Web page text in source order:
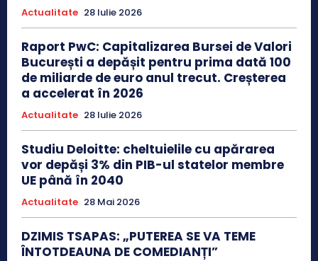
Actualitate 28 Iulie 2026
Raport PwC: Capitalizarea Bursei de Valori
București a depășit pentru prima dată 100
de miliarde de euro anul trecut. Creșterea
a accelerat în 2026
Actualitate 28 Iulie 2026
Studiu Deloitte: cheltuielile cu apărarea
vor depăși 3% din PIB-ul statelor membre
UE până în 2040
Actualitate 28 Mai 2026
DZIMIS TSAPAS: „PUTEREA SE VA TEME
ÎNTOTDEAUNA DE COMEDIANȚI”